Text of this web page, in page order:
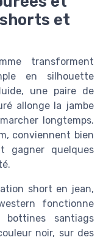
et
transforment
en silhouette
une paire de
allonge la jambe
longtemps.
conviennent bien
gagner quelques
short en jean,
fonctionne
bottines santiags
noir, sur des